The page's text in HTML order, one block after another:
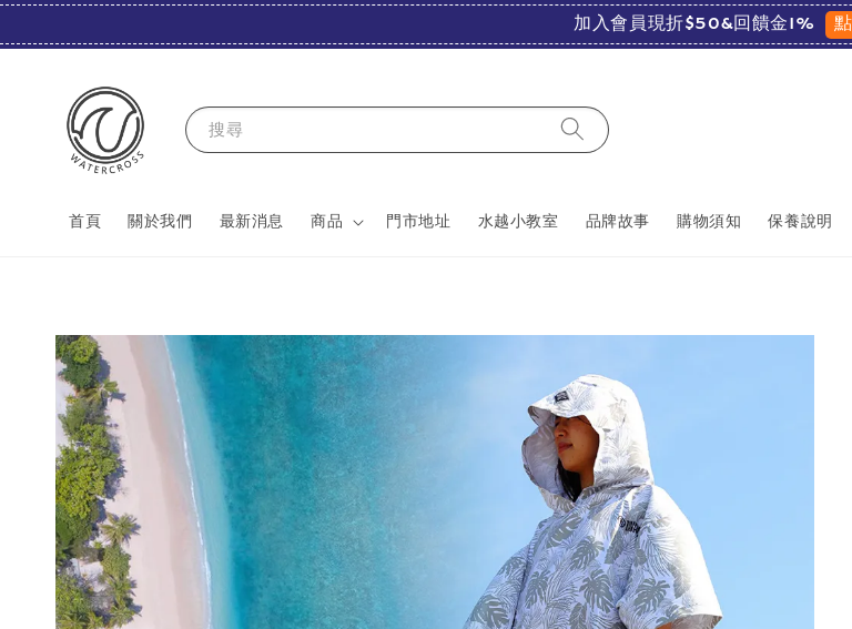
加入會員現折$50&回饋金1%
搜尋
首頁 關於我們 最新消息 商品 門市地址 水越小教室 品牌故事 購物須知 保養說明